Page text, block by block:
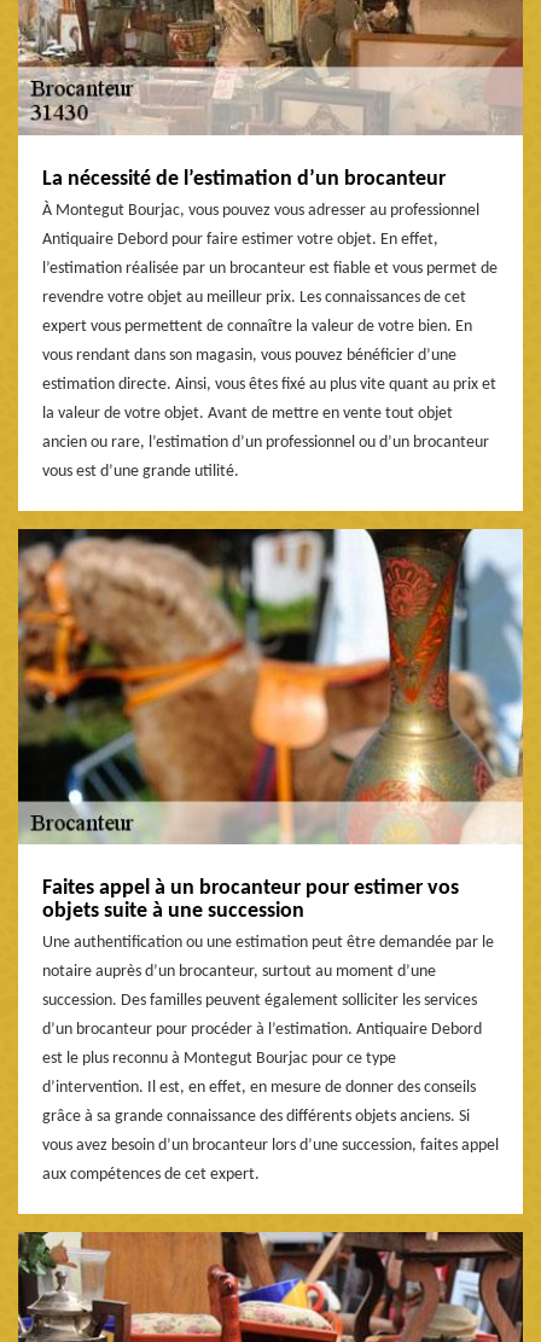
La nécessité de l’estimation d’un brocanteur
À Montegut Bourjac, vous pouvez vous adresser au professionnel
Antiquaire Debord pour faire estimer votre objet. En effet,
l’estimation réalisée par un brocanteur est fiable et vous permet de
revendre votre objet au meilleur prix. Les connaissances de cet
expert vous permettent de connaître la valeur de votre bien. En
vous rendant dans son magasin, vous pouvez bénéficier d’une
estimation directe. Ainsi, vous êtes fixé au plus vite quant au prix et
la valeur de votre objet. Avant de mettre en vente tout objet
ancien ou rare, l’estimation d’un professionnel ou d’un brocanteur
vous est d’une grande utilité.
Faites appel à un brocanteur pour estimer vos
objets suite à une succession
Une authentification ou une estimation peut être demandée par le
notaire auprès d’un brocanteur, surtout au moment d’une
succession. Des familles peuvent également solliciter les services
d’un brocanteur pour procéder à l’estimation. Antiquaire Debord
est le plus reconnu à Montegut Bourjac pour ce type
d’intervention. Il est, en effet, en mesure de donner des conseils
grâce à sa grande connaissance des différents objets anciens. Si
vous avez besoin d’un brocanteur lors d’une succession, faites appel
aux compétences de cet expert.